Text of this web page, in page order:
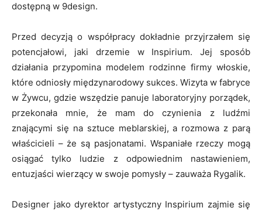
dostępną w 9design.
Przed decyzją o współpracy dokładnie przyjrzałem się
potencjałowi, jaki drzemie w Inspirium. Jej sposób
działania przypomina modelem rodzinne firmy włoskie,
które odniosły międzynarodowy sukces. Wizyta w fabryce
w Żywcu, gdzie wszędzie panuje laboratoryjny porządek,
przekonała mnie, że mam do czynienia z ludźmi
znającymi się na sztuce meblarskiej, a rozmowa z parą
właścicieli – że są pasjonatami. Wspaniałe rzeczy mogą
osiągać tylko ludzie z odpowiednim nastawieniem,
entuzjaści wierzący w swoje pomysły – zauważa Rygalik.
Designer jako dyrektor artystyczny Inspirium zajmie się